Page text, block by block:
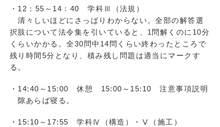
・12：55～14：40 学科Ⅲ（法規）
清々しいほどにさっぱりわからない。全部の解答選
択肢について法令集を引いていると、1問解くのに10分
くらいかかる。全30問中14問くらい終わったところで
残り時間5分となり、積み残し問題は適当にマークす
る。
・14:40～15:00 休憩 15:00～15:10 注意事項説明
隙あらば寝る。
・15:10～17:55 学科Ⅳ（構造）・Ⅴ（施工）